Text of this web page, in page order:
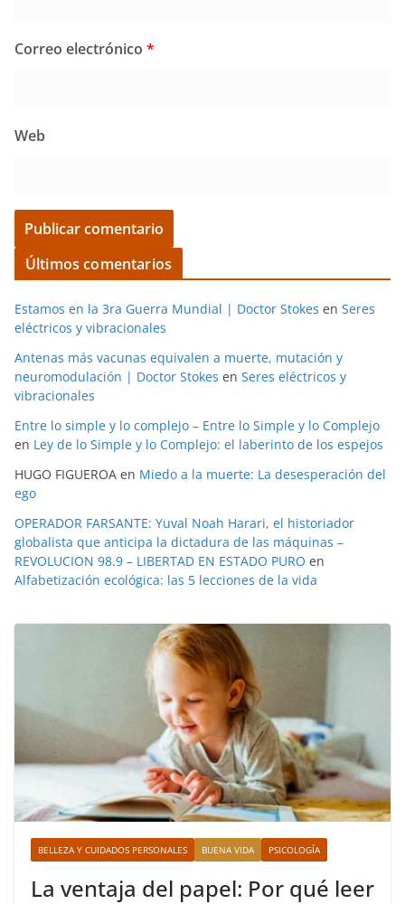
Correo electrónico *
Web
Últimos comentarios
Estamos en la 3ra Guerra Mundial | Doctor Stokes en Seres
eléctricos y vibracionales
Antenas más vacunas equivalen a muerte, mutación y
neuromodulación | Doctor Stokes en Seres eléctricos y
vibracionales
Entre lo simple y lo complejo – Entre lo Simple y lo Complejo
en Ley de lo Simple y lo Complejo: el laberinto de los espejos
HUGO FIGUEROA en Miedo a la muerte: La desesperación del
ego
OPERADOR FARSANTE: Yuval Noah Harari, el historiador
globalista que anticipa la dictadura de las máquinas –
REVOLUCION 98.9 – LIBERTAD EN ESTADO PURO en
Alfabetización ecológica: las 5 lecciones de la vida
BELLEZA Y CUIDADOS PERSONALES BUENA VIDA PSICOLOGÍA
La ventaja del papel: Por qué leer